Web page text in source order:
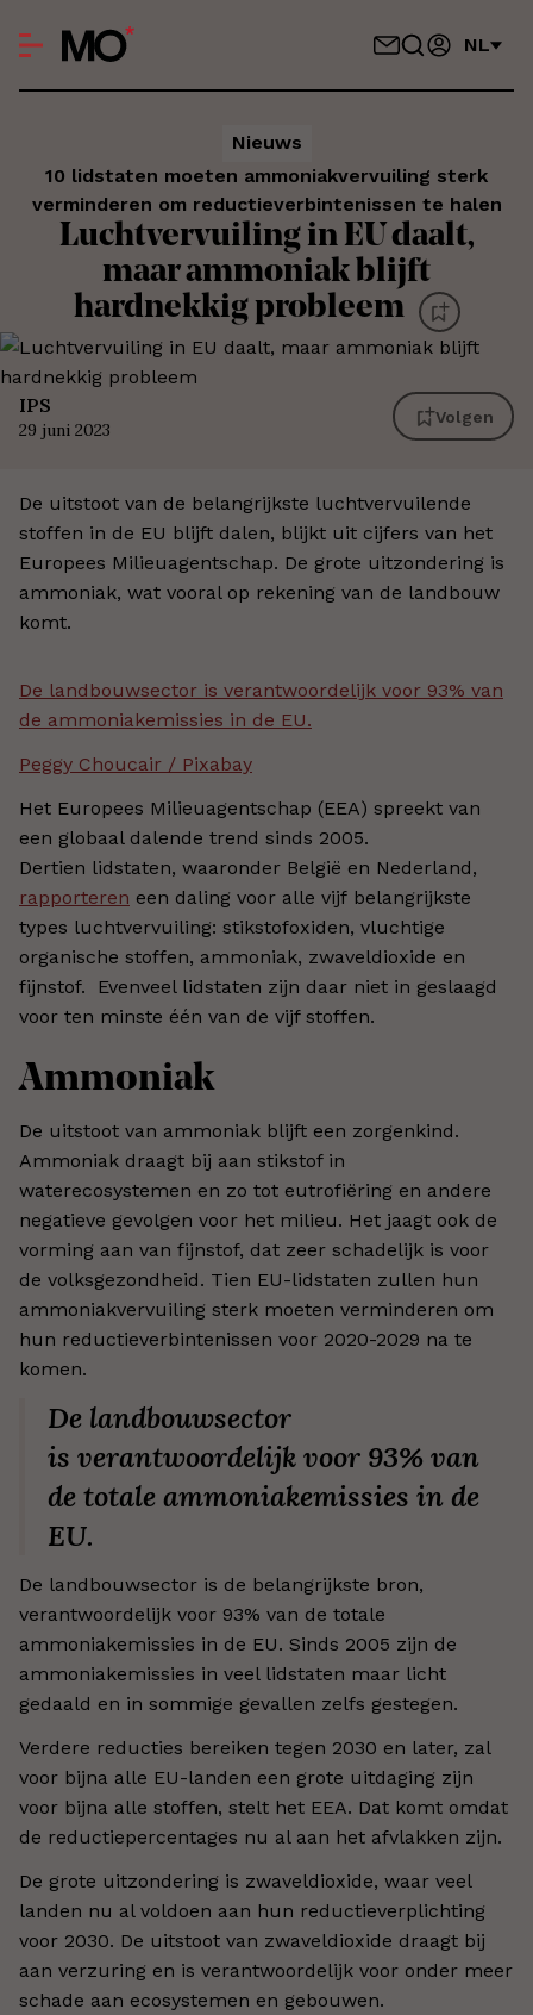
NL
Nieuws
10 lidstaten moeten ammoniakvervuiling sterk
verminderen om reductieverbintenissen te halen
Luchtvervuiling in EU daalt,
maar ammoniak blijft
hardnekkig probleem
IPS
29 juni 2023
Volgen
De uitstoot van de belangrijkste luchtvervuilende
stoffen in de EU blijft dalen, blijkt uit cijfers van het
Europees Milieuagentschap. De grote uitzondering is
ammoniak, wat vooral op rekening van de landbouw
komt.
De landbouwsector is verantwoordelijk voor 93% van
de ammoniakemissies in de EU.
Peggy Choucair / Pixabay
Het Europees Milieuagentschap (EEA) spreekt van
een globaal dalende trend sinds 2005.
Dertien lidstaten, waaronder België en Nederland,
rapporteren een daling voor alle vijf belangrijkste
types luchtvervuiling: stikstofoxiden, vluchtige
organische stoffen, ammoniak, zwaveldioxide en
fijnstof. Evenveel lidstaten zijn daar niet in geslaagd
voor ten minste één van de vijf stoffen.
Ammoniak
De uitstoot van ammoniak blijft een zorgenkind.
Ammoniak draagt bij aan stikstof in
waterecosystemen en zo tot eutrofiëring en andere
negatieve gevolgen voor het milieu. Het jaagt ook de
vorming aan van fijnstof, dat zeer schadelijk is voor
de volksgezondheid. Tien EU-lidstaten zullen hun
ammoniakvervuiling sterk moeten verminderen om
hun reductieverbintenissen voor 2020-2029 na te
komen.
De landbouwsector
is verantwoordelijk voor 93% van
de totale ammoniakemissies in de
EU.
De landbouwsector is de belangrijkste bron,
verantwoordelijk voor 93% van de totale
ammoniakemissies in de EU. Sinds 2005 zijn de
ammoniakemissies in veel lidstaten maar licht
gedaald en in sommige gevallen zelfs gestegen.
Verdere reducties bereiken tegen 2030 en later, zal
voor bijna alle EU-landen een grote uitdaging zijn
voor bijna alle stoffen, stelt het EEA. Dat komt omdat
de reductiepercentages nu al aan het afvlakken zijn.
De grote uitzondering is zwaveldioxide, waar veel
landen nu al voldoen aan hun reductieverplichting
voor 2030. De uitstoot van zwaveldioxide draagt bij
aan verzuring en is verantwoordelijk voor onder meer
schade aan ecosystemen en gebouwen.